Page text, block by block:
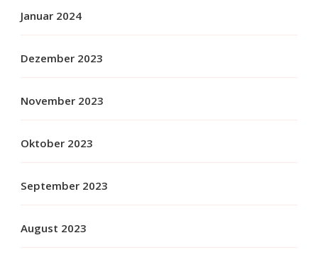
Januar 2024
Dezember 2023
November 2023
Oktober 2023
September 2023
August 2023